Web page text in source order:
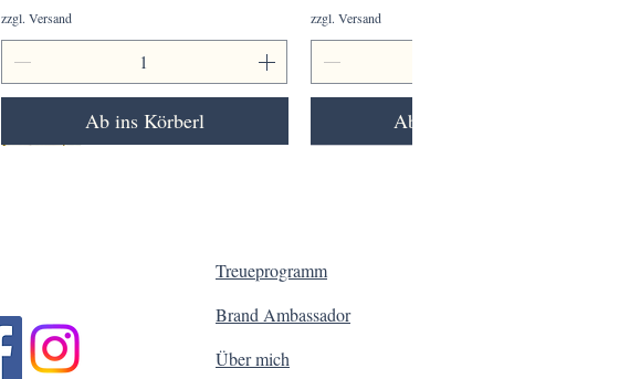
zzgl. Versand
Ab ins Körberl
zzgl. Versand
Ab ins Körberl
Treueprogramm
Brand Ambassador
Über mich